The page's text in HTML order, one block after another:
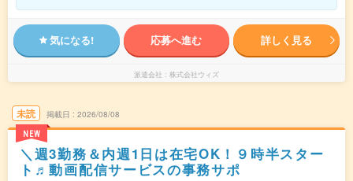
気になる! 応募へ進む 詳しく見る
派遣会社 株式会社ウィズ
未読
NEW
掲載日 2026/08/08
＼週3勤務＆内週1日は在宅OK！９時半スター
ト♬動画配信サービスの事務サポ